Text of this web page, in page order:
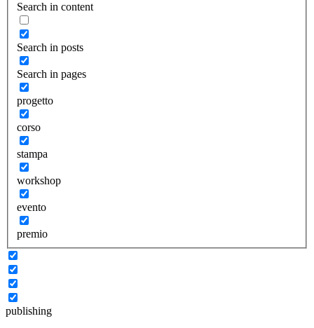
Search in content
Search in posts
Search in pages
progetto
corso
stampa
workshop
evento
premio
publishing